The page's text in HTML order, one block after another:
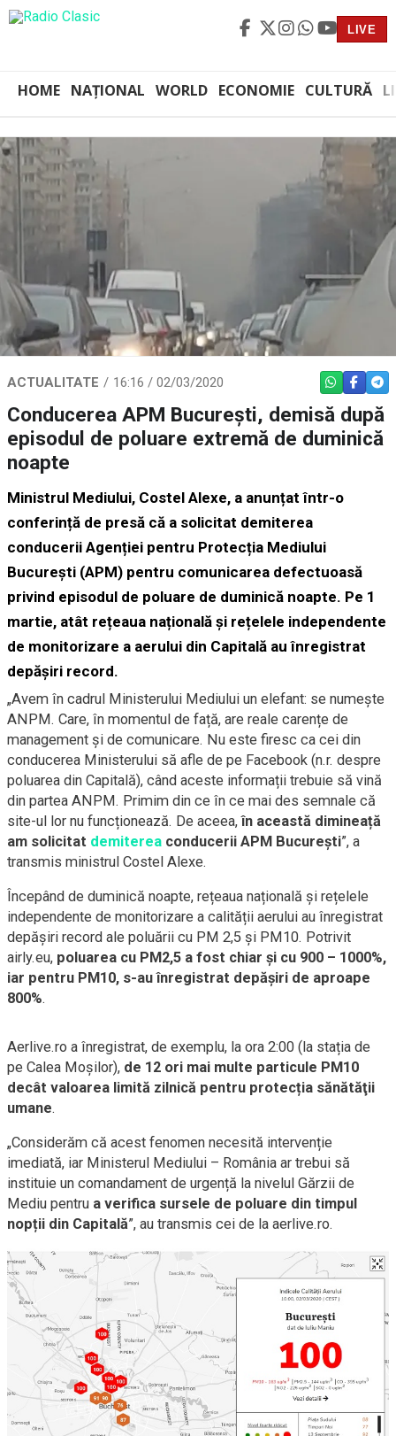
LIVE
HOME NAȚIONAL WORLD ECONOMIE CULTURĂ
ACTUALITATE 16:16 / 02/03/2020 WHATSAPP
Conducerea APM București, demisă după
episodul de poluare extremă de duminică
noapte
Ministrul Mediului, Costel Alexe, a anunțat într-o
conferință de presă că a solicitat demiterea
conducerii Agenției pentru Protecția Mediului
București (APM) pentru comunicarea defectuoasă
privind episodul de poluare de duminică noapte. Pe 1
martie, atât rețeaua națională și rețelele independente
de monitorizare a aerului din Capitală au înregistrat
depășiri record.
„Avem în cadrul Ministerului Mediului un elefant: se numește
ANPM. Care, în momentul de față, are reale carențe de
management și de comunicare. Nu este firesc ca cei din
conducerea Ministerului să afle de pe Facebook (n.r. despre
poluarea din Capitală), când aceste informații trebuie să vină
din partea ANPM. Primim din ce în ce mai des semnale că
site-ul lor nu funcționează. De aceea,în această dimineață
am solicitat demiterea conducerii APM București”, a
transmis ministrul Costel Alexe.
Începând de duminică noapte, rețeaua națională și rețelele
independente de monitorizare a calității aerului au înregistrat
depășiri record ale poluării cu PM 2,5 și PM10. Potrivit
airly.eu, poluarea cu PM2,5 a fost chiar și cu 900 – 1000%,
iar pentru PM10, s-au înregistrat depășiri de aproape
800%.
Aerlive.ro a înregistrat, de exemplu, la ora 2:00 (la stația de
pe Calea Moșilor), de 12 ori mai multe particule PM10
decât valoarea limită zilnică pentru protecția sănătăţii
umane.
„Considerăm că acest fenomen necesită intervenție
imediată, iar Ministerul Mediului – România ar trebui să
instituie un comandament de urgență la nivelul Gărzii de
Mediu pentru a verifica sursele de poluare din timpul
nopții din Capitală”, au transmis cei de la aerlive.ro.